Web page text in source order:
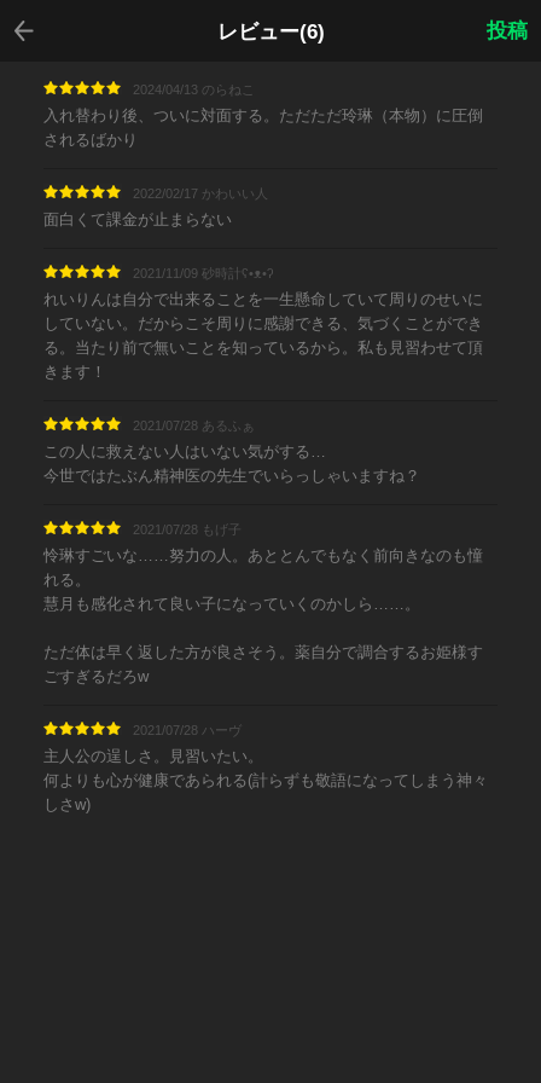
レビュー(6)
戻る
投稿
2024/04/13 のらねこ
入れ替わり後、ついに対面する。ただただ玲琳（本物）に圧倒
されるばかり
2022/02/17 かわいい人
面白くて課金が止まらない
2021/11/09 砂時計ʕ•ᴥ•ʔ
れいりんは自分で出来ることを一生懸命していて周りのせいに
していない。だからこそ周りに感謝できる、気づくことができ
る。当たり前で無いことを知っているから。私も見習わせて頂
きます！
2021/07/28 あるふぁ
この人に救えない人はいない気がする…
今世ではたぶん精神医の先生でいらっしゃいますね？
2021/07/28 もげ子
怜琳すごいな……努力の人。あととんでもなく前向きなのも憧
れる。
慧月も感化されて良い子になっていくのかしら……。
ただ体は早く返した方が良さそう。薬自分で調合するお姫様す
ごすぎるだろw
2021/07/28 ハーヴ
主人公の逞しさ。見習いたい。
何よりも心が健康であられる(計らずも敬語になってしまう神々
しさw)